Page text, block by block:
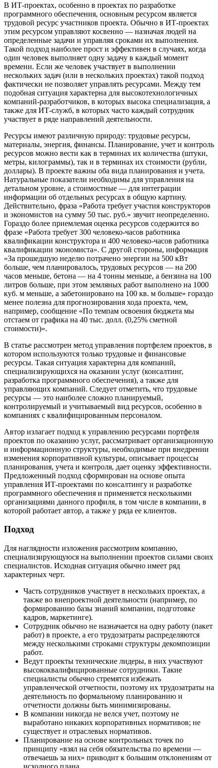
В ИТ-проектах, особенно в проектах по разработке
программного обеспечения, основным ресурсом является
трудовой ресурс участников проекта. Обычно в ИТ-проектах
этим ресурсом управляют косвенно — назначая людей на
определенные задачи и управляя сроками их выполнения.
Такой подход наиболее прост и эффективен в случаях, когда
один человек выполняет одну задачу в каждый момент
времени. Если же человек участвует в выполнении
нескольких задач (или в нескольких проектах) такой подход
фактически не позволяет управлять ресурсами. Между тем
подобная ситуация характерна для высокотехнологичных
компаний-разработчиков, в которых высока специализация, а
также для ИТ-служб, в которых часто каждый сотрудник
участвует в ряде направлений деятельности.
Ресурсы имеют различную природу: трудовые ресурсы,
материалы, энергия, финансы. Планирование, учет и контроль
ресурсов можно вести как в терминах их количества (штуки,
метры, килограммы), так и в терминах их стоимости (рубли,
доллары). В проекте важны оба вида планирования и учета.
Натуральные показатели необходимы для управления на
детальном уровне, а стоимостные — для интеграции
информации об отдельных ресурсах в общую картину.
Действительно, фраза «Работа требует участия конструкторов
и экономистов на сумму 50 тыс. руб.» звучит неопределенно.
Гораздо более приемлемая оценка ресурсов содержится во
фразе «Работа требует 300 человеко-часов работника
квалификации конструктора и 400 человеко-часов работника
квалификации экономиста». С другой стороны, информация
«За прошедшую неделю потрачено энергии на 500 кВт
больше, чем планировалось, трудовых ресурсов — на 200
часов меньше, бетона — на 4 тонны меньше, а бензина на 100
литров больше, при этом земляных работ выполнено на 1000
куб. м меньше, а забетонировано на 100 кв. м больше» гораздо
менее полезна для прогнозирования хода проекта, чем,
например, сообщение «По темпам освоения бюджета мы
отстаем от графика на 40 тыс. долл. (0,25% сметной
стоимости)».
В статье рассмотрен метод управления портфелем проектов, в
котором используются только трудовые и финансовые
ресурсы. Такая ситуация характерна для компаний,
специализирующихся на оказании услуг (консалтинг,
разработка программного обеспечения), а также для
управляющих компаний. Следует отметить, что трудовые
ресурсы — это наиболее сложно планируемый,
контролируемый и учитываемый вид ресурсов, особенно в
компаниях с квалифицированным персоналом.
Автор излагает подход к управлению ресурсами портфеля
проектов по оказанию услуг, рассматривает организационную
и информационную структуры, необходимые при внедрении
изменения корпоративной культуры, описывает процессы
планирования, учета и контроля, дает оценку эффективности.
Предложенный подход сформирован на основе опыта
управления ИТ-проектами по консалтингу и разработке
программного обеспечения и применяется несколькими
организациями данного профиля, в том числе в компании, в
которой работает автор, а также у ряда ее клиентов.
Подход
Для наглядности изложения рассмотрим компанию,
специализирующуюся на выполнении проектов силами своих
специалистов. Исходная ситуация обычно имеет ряд
характерных черт.
Часть сотрудников участвует в нескольких проектах, а
также во внепроектной деятельности (например, по
формированию базы знаний компании, подготовке
кадров, маркетинге).
Сотрудник обычно не назначается на одну работу (пакет
работ) в проекте, а его трудозатраты распределяются
между несколькими строками структуры декомпозиции
работ.
Ведут проекты технические лидеры, в них участвуют
высококвалифицированные сотрудники. Такие
специалисты обычно стремятся избежать
управленческой отчетности, поэтому их трудозатраты на
деятельность по формальному планированию и
отчетности должны быть минимизированы.
В компании никогда не велся учет, поэтому не
выработано никаких корпоративных нормативов; не
существует и отраслевых нормативов.
Планирование на основе контрольных точек по
принципу «взял на себя обязательства по времени —
отвечаешь за них» приводит к большим отклонениям от